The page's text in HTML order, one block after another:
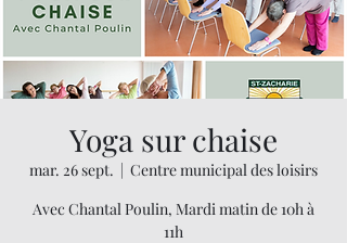
Yoga sur chaise
mar. 26 sept.
  |
Centre municipal des loisirs
Avec Chantal Poulin, Mardi matin de 10h à
11h